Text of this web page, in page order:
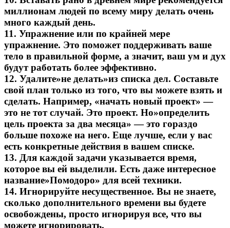
миллионам людей по всему миру делать очень
много каждый день.
11. Упражнение или по крайней мере
упражнение. Это поможет поддерживать ваше
тело в правильной форме, а значит, ваш ум и дух
будут работать более эффективно.
12. Удалите»не делать»из списка дел. Составьте
свой план только из того, что вы можете взять и
сделать. Например, «начать новый проект» —
это не тот случай. Это проект. Но»определить
цель проекта за два месяца» — это гораздо
больше похоже на него. Еще лучше, если у вас
есть конкретные действия в вашем списке.
13. Для каждой задачи указывается время,
которое вы ей выделили. Есть даже интересное
название»Помодоро» для всей техники.
14. Игнорируйте несущественное. Вы не знаете,
сколько дополнительного времени вы будете
освобождены, просто игнорируя все, что вы
можете игнорировать.